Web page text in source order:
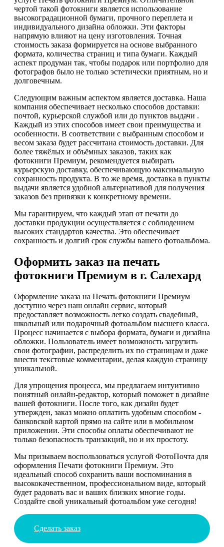
чертой такой фотокниги является использование
высокоградационной бумаги, прочного переплета и
индивидуального дизайна обложки. Эти факторы
напрямую влияют на цену изготовления. Точная
стоимость заказа формируется на основе выбранного
формата, количества страниц и типа бумаги. Каждый
аспект продуман так, чтобы подарок или портфолио для
фотографов было не только эстетически приятным, но и
долговечным.
Следующим важным аспектом является доставка. Наша
компания обеспечивает несколько способов доставки:
почтой, курьерской службой или до пунктов выдачи .
Каждый из этих способов имеет свои преимущества и
особенности. В соответствии с выбранным способом и
весом заказа будет рассчитана стоимость доставки. Для
более тяжёлых и объёмных заказов, таких как
фотокниги Премиум, рекомендуется выбирать
курьерскую доставку, обеспечивающую максимальную
сохранность продукта. В то же время, доставка в пункты
выдачи является удобной альтернативой для получения
заказов без привязки к конкретному времени.
Мы гарантируем, что каждый этап от печати до
доставки продукции осуществляется с соблюдением
высоких стандартов качества. Это обеспечивает
сохранность и долгий срок службы вашего фотоальбома.
Оформить заказ на печать
фотокниги Премиум в г. Салехард
Оформление заказа на Печать фотокниги Премиум
доступно через наш онлайн сервис, который
предоставляет возможность легко создать свадебный,
школьный или подарочный фотоальбом высшего класса.
Процесс начинается с выбора формата, бумаги и дизайна
обложки. Пользователь имеет возможность загрузить
свои фотографии, распределить их по страницам и даже
внести текстовые комментарии, делая каждую страницу
уникальной.
Для упрощения процесса, мы предлагаем интуитивно
понятный онлайн-редактор, который поможет в дизайне
вашей фотокниги. После того, как дизайн будет
утвержден, заказ можно оплатить удобным способом -
банковской картой прямо на сайте или в мобильном
приложении. Эти способы оплаты обеспечивают не
только безопасность транзакций, но и их простоту.
Мы призываем воспользоваться услугой ФотоПочта для
оформления Печати фотокниги Премиум. Это
идеальный способ сохранить ваши воспоминания в
высококачественном, профессиональном виде, который
будет радовать вас и ваших близких многие годы.
Создайте свой уникальный фотоальбом уже сегодня!
Сделать заказ